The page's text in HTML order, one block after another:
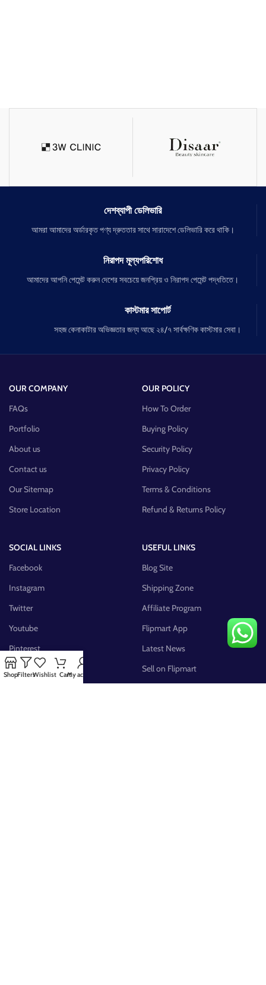
দেশব্যাপী ডেলিভারি
আমরা আমাদের অর্ডারকৃত পণ্য দ্রুততার সাথে সারাদেশে ডেলিভারি করে থাকি।
নিরাপদ মূল্যপরিশোধ
আমাদের আপনি পেমেন্ট করুন দেশের সবচেয়ে জনপ্রিয় ও নিরাপদ পেমেন্ট পদ্ধতিতে।
কাস্টমার সাপোর্ট
সহজ কেনাকাটার অভিজ্ঞতার জন্য আছে ২৪/৭ সার্বক্ষণিক কাস্টমার সেবা।
OUR COMPANY
FAQs
Portfolio
About us
Contact us
Our Sitemap
Store Location
OUR POLICY
How To Order
Buying Policy
Security Policy
Privacy Policy
Terms & Conditions
Refund & Returns Policy
SOCIAL LINKS
Facebook
Instagram
Twitter
Youtube
Pinterest
FB Group
USEFUL LINKS
Blog Site
Shipping Zone
Affiliate Program
Flipmart App
Latest News
Sell on Flipmart
ShopFiltersWishlist CartMy account